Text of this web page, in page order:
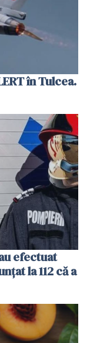
în Tulcea.
efectuat
la 112 că a